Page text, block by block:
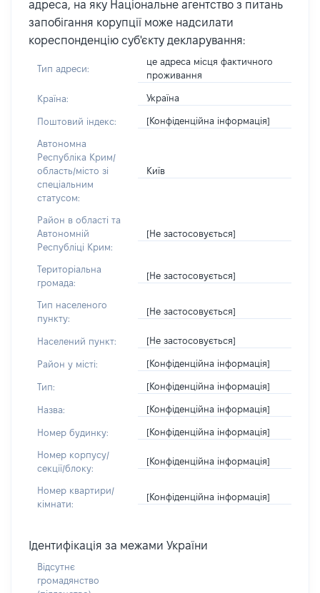
адреса, на яку Національне агентство з питань
запобігання корупції може надсилати
кореспонденцію суб'єкту декларування:
Тип адреси:
це адреса місця фактичного
проживання
Країна: Україна
Поштовий індекс: [Конфіденційна інформація]
Автономна
Республіка Крим/
область/місто зі
спеціальним
статусом:
Київ
Район в області та
Автономній
Республіці Крим:
[Не застосовується]
Територіальна
громада:
[Не застосовується]
Тип населеного
пункту:
[Не застосовується]
Населений пункт: [Не застосовується]
Район у місті: [Конфіденційна інформація]
Тип: [Конфіденційна інформація]
Назва: [Конфіденційна інформація]
Номер будинку: [Конфіденційна інформація]
Номер корпусу/
секції/блоку:
[Конфіденційна інформація]
Номер квартири/
кімнати:
[Конфіденційна інформація]
Ідентифікація за межами України
Відсутнє
громадянство